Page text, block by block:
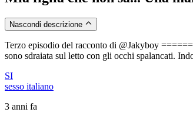
Nascondi descrizione
Terzo episodio del racconto di @Jakyboy
sono sdraiata sul letto con gli occhi spalancati.
SI
sesso italiano
3 anni fa